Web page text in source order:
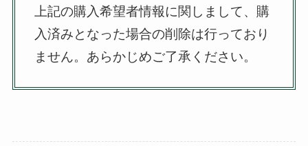
上記の購入希望者情報に関しまして、購
入済みとなった場合の削除は行っており
ません。 あらかじめご了承ください。